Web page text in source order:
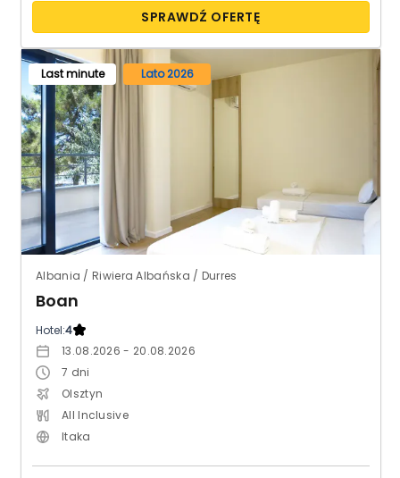
SPRAWDŹ OFERTĘ
Last minute Lato 2026
Albania / Riwiera Albańska / Durres
Boan
Hotel:4
13.08.2026 - 20.08.2026
7 dni
Olsztyn
All Inclusive
Itaka